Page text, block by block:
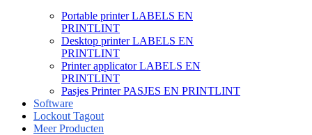
Portable printer LABELS EN
PRINTLINT
Desktop printer LABELS EN
PRINTLINT
Printer applicator LABELS EN
PRINTLINT
Pasjes Printer PASJES EN PRINTLINT
Software
Lockout Tagout
Meer Producten